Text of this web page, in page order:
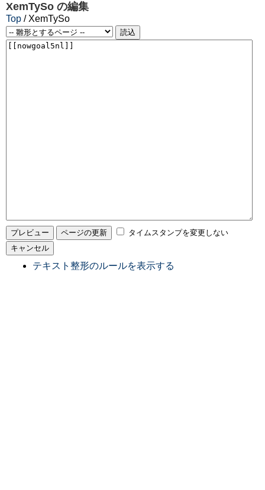
XemTySo の編集
Top / XemTySo
タイムスタンプを変更しない
テキスト整形のルールを表示する